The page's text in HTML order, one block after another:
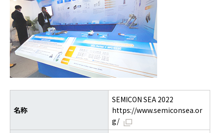
名称
SEMICON SEA 2022
https://www.semiconsea.or
g/